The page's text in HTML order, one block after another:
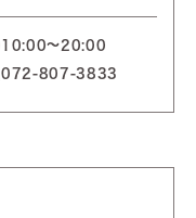
10:00～20:00
072-807-3833